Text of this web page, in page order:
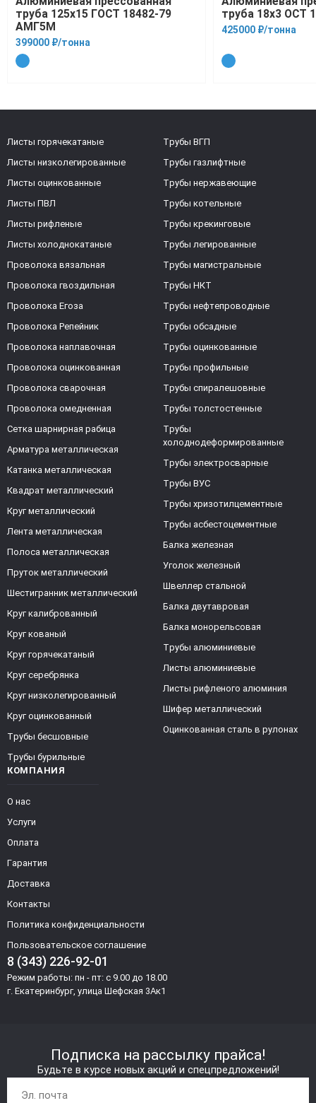
труба 125х15 ГОСТ 18482-79
АМГ5М
399000 ₽/тонна
труба 18х3 ОСТ
425000 ₽/тонна
КОМПАНИЯ
О нас
Услуги
Оплата
Гарантия
Доставка
Контакты
Политика конфиденциальности
Пользовательское соглашение
8 (343) 226-92-01
Режим работы: пн - пт: с 9.00 до 18.00
г. Екатеринбург, улица Шефская 3Ак1
Листы горячекатаные
Листы низколегированные
Листы оцинкованные
Листы ПВЛ
Листы рифленые
Листы холоднокатаные
Проволока вязальная
Проволока гвоздильная
Проволока Егоза
Проволока Репейник
Проволока наплавочная
Проволока оцинкованная
Проволока сварочная
Проволока омедненная
Сетка шарнирная рабица
Арматура металлическая
Катанка металлическая
Квадрат металлический
Круг металлический
Лента металлическая
Полоса металлическая
Пруток металлический
Шестигранник металлический
Круг калиброванный
Круг кованый
Круг горячекатаный
Круг серебрянка
Круг низколегированный
Круг оцинкованный
Трубы бесшовные
Трубы бурильные
Трубы ВГП
Трубы газлифтные
Трубы нержавеющие
Трубы котельные
Трубы крекинговые
Трубы легированные
Трубы магистральные
Трубы НКТ
Трубы нефтепроводные
Трубы обсадные
Трубы оцинкованные
Трубы профильные
Трубы спиралешовные
Трубы толстостенные
Трубы
холоднодеформированные
Трубы электросварные
Трубы ВУС
Трубы хризотилцементные
Трубы асбестоцементные
Балка железная
Уголок железный
Швеллер стальной
Балка двутавровая
Балка монорельсовая
Трубы алюминиевые
Листы алюминиевые
Листы рифленого алюминия
Шифер металлический
Оцинкованная сталь в рулонах
Подписка на рассылку прайса!
Будьте в курсе новых акций и спецпредложений!